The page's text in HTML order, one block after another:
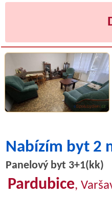
Nabízím byt 2
Panelový byt 3+1(kk)
Pardubice,